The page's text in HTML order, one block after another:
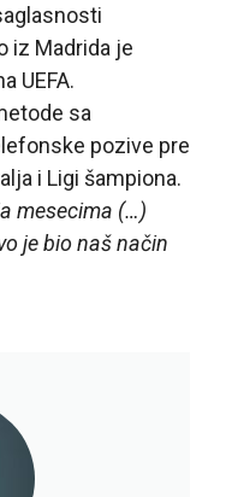
iz Madrida je
UEFA.
sa
pozive pre
i Ligi šampiona.
mesecima (…)
je bio naš način